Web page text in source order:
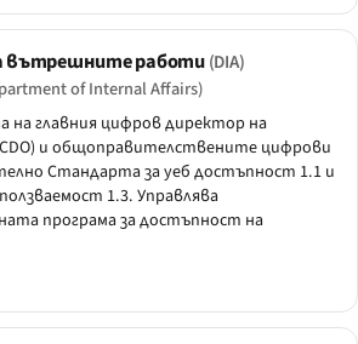
вътрешните работи(DIA)
of Internal Affairs)
на главния цифров директор на
и общоправителствените цифрови
Стандарта за уеб достъпност 1.1 и
1.3. Управлява
програма за достъпност на